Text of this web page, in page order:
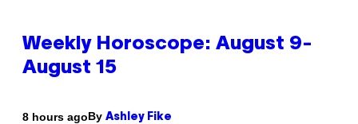
Weekly Horoscope: August 9-
August 15
8 hours agoBy Ashley Fike